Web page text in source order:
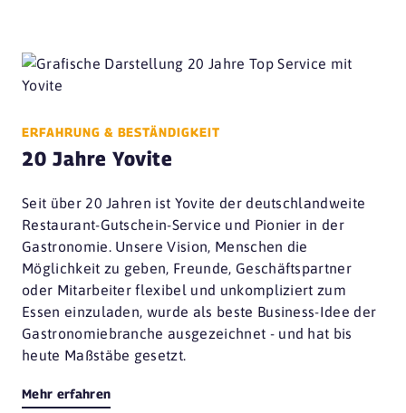
ERFAHRUNG & BESTÄNDIGKEIT
20 Jahre Yovite
Seit über 20 Jahren ist Yovite der deutschlandweite
Restaurant-Gutschein-Service und Pionier in der
Gastronomie. Unsere Vision, Menschen die
Möglichkeit zu geben, Freunde, Geschäftspartner
oder Mitarbeiter flexibel und unkompliziert zum
Essen einzuladen, wurde als beste Business-Idee der
Gastronomiebranche ausgezeichnet - und hat bis
heute Maßstäbe gesetzt.
Mehr erfahren